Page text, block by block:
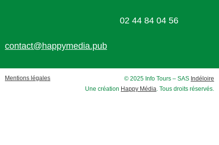
02 44 84 04 56
contact@happymedia.pub
Mentions légales © 2025 Info Tours – SAS Indéloire
Une création Happy Média . Tous droits réservés.